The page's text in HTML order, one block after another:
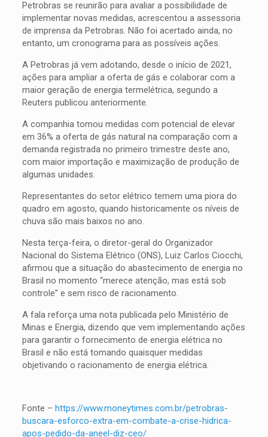
Petrobras se reunirão para avaliar a possibilidade de
implementar novas medidas, acrescentou a assessoria
de imprensa da Petrobras. Não foi acertado ainda, no
entanto, um cronograma para as possíveis ações.
A Petrobras já vem adotando, desde o início de 2021,
ações para ampliar a oferta de gás e colaborar com a
maior geração de energia termelétrica, segundo a
Reuters publicou anteriormente.
A companhia tomou medidas com potencial de elevar
em 36% a oferta de gás natural na comparação com a
demanda registrada no primeiro trimestre deste ano,
com maior importação e maximização de produção de
algumas unidades.
Representantes do setor elétrico temem uma piora do
quadro em agosto, quando historicamente os níveis de
chuva são mais baixos no ano.
Nesta terça-feira, o diretor-geral do Organizador
Nacional do Sistema Elétrico (ONS), Luiz Carlos Ciocchi,
afirmou que a situação do abastecimento de energia no
Brasil no momento “merece atenção, mas está sob
controle” e sem risco de racionamento.
A fala reforça uma nota publicada pelo Ministério de
Minas e Energia, dizendo que vem implementando ações
para garantir o fornecimento de energia elétrica no
Brasil e não está tomando quaisquer medidas
objetivando o racionamento de energia elétrica.
Fonte – https://www.moneytimes.com.br/petrobras-
buscara-esforco-extra-em-combate-a-crise-hidrica-
apos-pedido-da-aneel-diz-ceo/